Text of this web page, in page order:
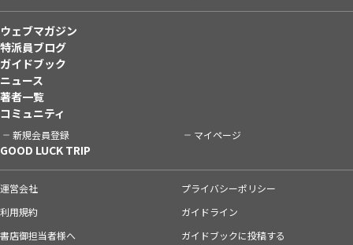
ウェブマガジン
特派員ブログ
ガイドブック
ニュース
著者一覧
コミュニティ
新規会員登録 マイページ
GOOD LUCK TRIP
運営会社
プライバシーポリシー
利用規約
ガイドライン
書店御担当者様へ
ガイドブックに投稿する